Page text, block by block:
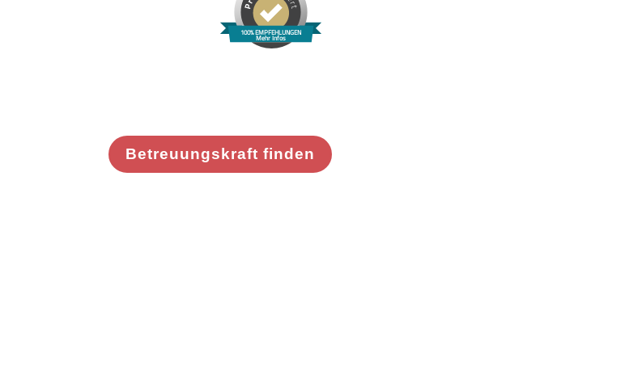
100% EMPFEHLUNGEN
Mehr Infos
Betreuungskraft finden